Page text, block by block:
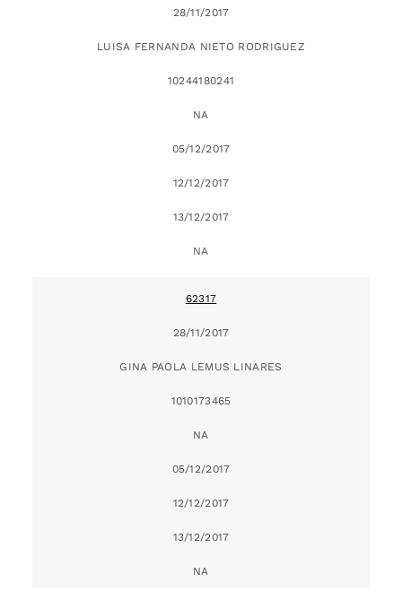
28/11/2017
LUISA FERNANDA NIETO RODRIGUEZ
10244180241
NA
05/12/2017
12/12/2017
13/12/2017
NA
62317
28/11/2017
GINA PAOLA LEMUS LINARES
1010173465
NA
05/12/2017
12/12/2017
13/12/2017
NA